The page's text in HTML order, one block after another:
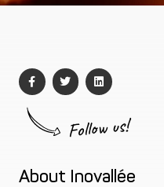
Follow us!
About Inovallée